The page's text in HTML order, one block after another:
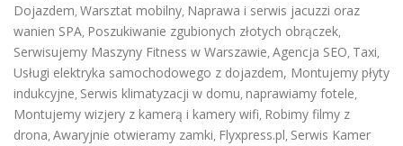
Dojazdem, Warsztat mobilny, Naprawa i serwis jacuzzi oraz
wanien SPA, Poszukiwanie zgubionych złotych obrączek,
Serwisujemy Maszyny Fitness w Warszawie, Agencja SEO, Taxi,
Usługi elektryka samochodowego z dojazdem, Montujemy płyty
indukcyjne, Serwis klimatyzacji w domu, naprawiamy fotele,
Montujemy wizjery z kamerą i kamery wifi, Robimy filmy z
drona, Awaryjnie otwieramy zamki, Flyxpress.pl, Serwis Kamer